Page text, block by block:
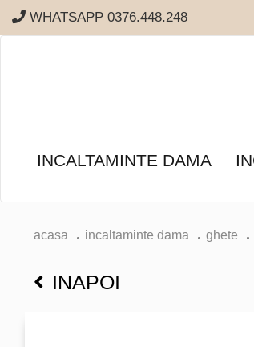
WHATSAPP 0376.448.248
INCALTAMINTE DAMA
acasa incaltaminte dama ghete
INAPOI